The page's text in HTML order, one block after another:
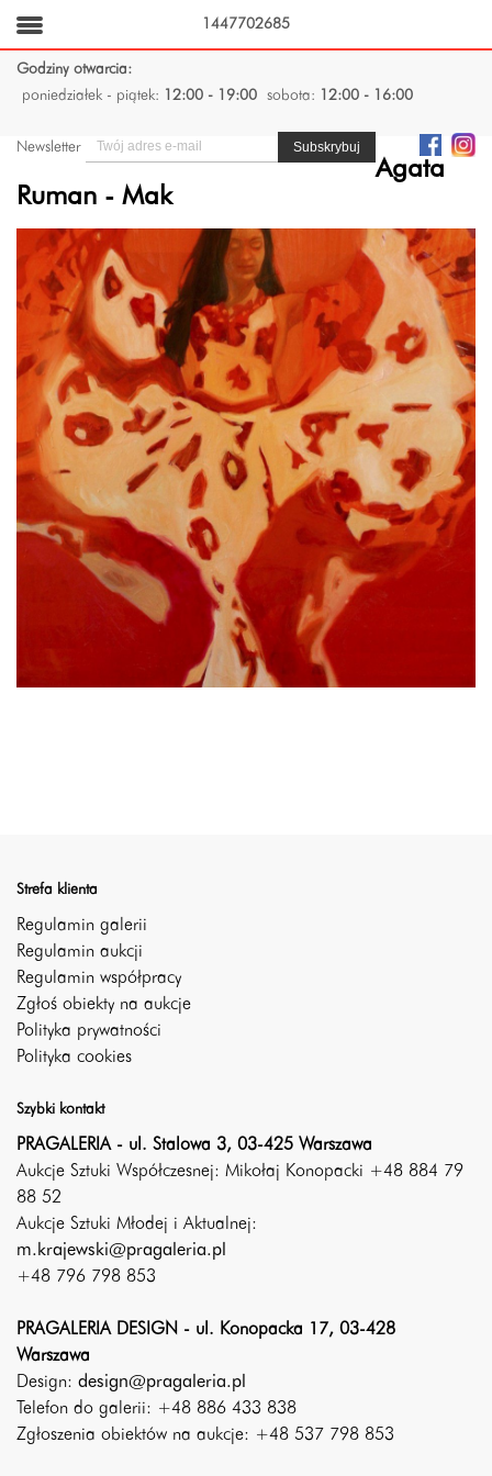
Godziny otwarcia:
poniedziałek - piątek:
12:00 - 19:00 sobota: 12:00 - 16:00
Newsletter
Agata
Ruman - Mak
Strefa klienta
Regulamin galerii
Regulamin aukcji
Regulamin współpracy
Zgłoś obiekty na aukcje
Polityka prywatności
Polityka cookies
Szybki kontakt
PRAGALERIA - ul. Stalowa 3, 03-425 Warszawa
Aukcje Sztuki Współczesnej: Mikołaj Konopacki +48 884 79
88 52
Aukcje Sztuki Młodej i Aktualnej:
m.krajewski@pragaleria.pl
+48 796 798 853
PRAGALERIA DESIGN - ul. Konopacka 17, 03-428
Warszawa
Design: design@pragaleria.pl
Telefon do galerii: +48 886 433 838
Zgłoszenia obiektów na aukcje: +48 537 798 853
1447702685